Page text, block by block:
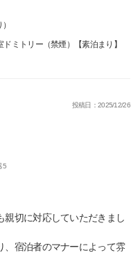
ミトリー（禁煙）【素泊まり】
投稿日：2025/12/26
5
親切に対応していただきまし
、宿泊者のマナーによって雰